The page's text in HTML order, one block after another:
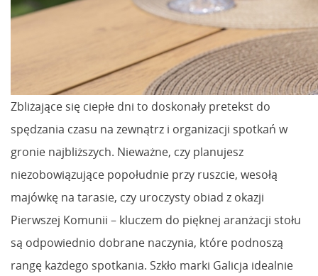
Zbliżające się ciepłe dni to doskonały pretekst do
spędzania czasu na zewnątrz i organizacji spotkań w
gronie najbliższych. Nieważne, czy planujesz
niezobowiązujące popołudnie przy ruszcie, wesołą
majówkę na tarasie, czy uroczysty obiad z okazji
Pierwszej Komunii – kluczem do pięknej aranżacji stołu
są odpowiednio dobrane naczynia, które podnoszą
rangę każdego spotkania. Szkło marki Galicja idealnie